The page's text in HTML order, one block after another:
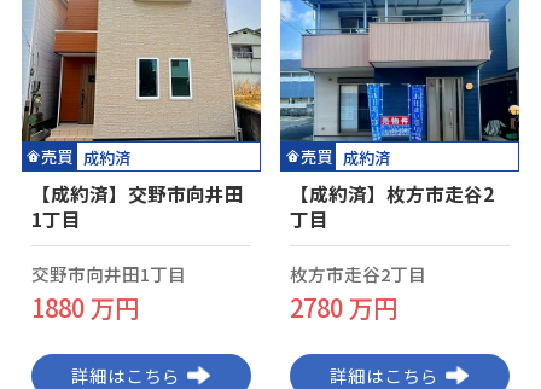
売買 成約済
【成約済】交野市向井田
1丁目
交野市向井田1丁目
1880 万円
詳細はこちら
売買 成約済
【成約済】枚方市走谷2
丁目
枚方市走谷2丁目
2780 万円
詳細はこちら